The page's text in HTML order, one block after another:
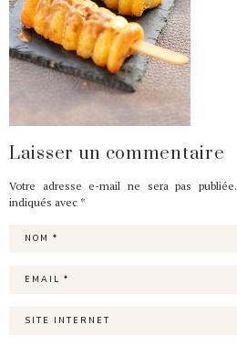
Laisser un commentaire
Votre adresse e-mail ne sera pas publiée.
indiqués avec *